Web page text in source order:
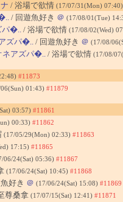
/ 浴場で欲情 (17/07/31(Mon) 07:40)
/ 回遊魚好き ＠ (17/08/01(Tue)
パ�../ 浴場で欲情 (17/08/02(Wed)
ズパ�../ 回遊魚好き ＠ (17/08/
ネアズパ�../ 浴場で欲情 (17/08/
#11873
01:43) #11879
03:57) #11861
00:33) #11862
(17/05/29(Mon) 02:33) #11863
17:15) #11865
06/24(Sat) 05:36) #11867
(17/06/24(Sat) 10:45) #11868
好き ＠ (17/06/24(Sat) 15:08) #11869
尊桑拿 (17/07/15(Sat) 12:41) #11871